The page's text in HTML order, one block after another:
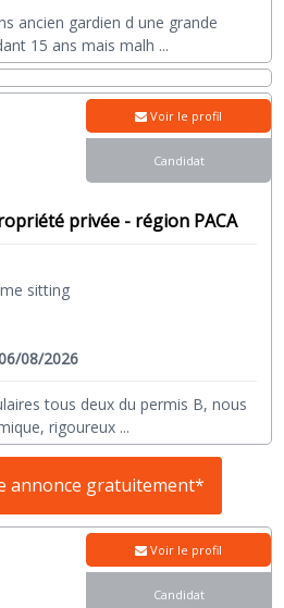
ancien gardien d une grande
15 ans mais malh ...
privée - région PACA
sitting
08/2026
tous deux du permis B, nous
rigoureux ...
Voir le profil
Candidat
annonce gratuitement*
Voir le profil
Candidat